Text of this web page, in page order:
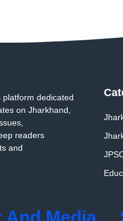
platform dedicated
on Jharkhand,
readers
and